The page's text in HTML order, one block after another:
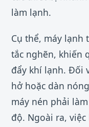
làm lạnh.
Cụ thể, máy lạnh
tắc nghẽn, khiến
đẩy khí lạnh. Đối
hở hoặc dàn
máy nén phải
độ. Ngoài ra,